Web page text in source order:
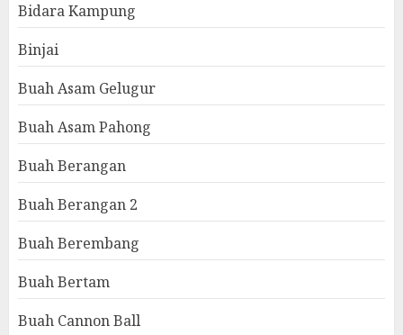
Bidara Kampung
Binjai
Buah Asam Gelugur
Buah Asam Pahong
Buah Berangan
Buah Berangan 2
Buah Berembang
Buah Bertam
Buah Cannon Ball